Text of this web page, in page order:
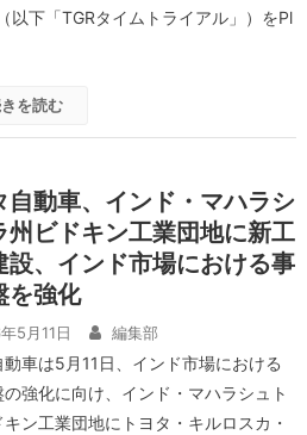
以下「TGRタイムトライアル」）をPl
を読む
自動車、インド・マハラシ
州ビドキン工業団地に新工
設、インド市場における事
を強化
5月11日 編集部
動車は5月11日、インド市場における
強化に向け、インド・マハラシュト
キン工業団地にトヨタ・キルロスカ・